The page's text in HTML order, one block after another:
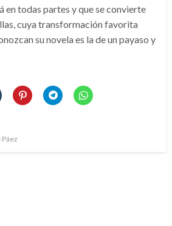
en todas partes y que se convierte
cuya transformación favorita
su novela es la de un payaso y